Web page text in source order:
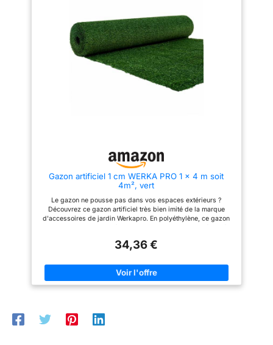
résiste aux rayons du soleil,
prolongeant ainsi sa durée de
vie. Sa matière en polyéthylène
garantit sa durabilité Facilité
d'entretien : Le nettoyage de ce
gazon artificiel s'effectue
pieds nus lors des beaux jours
Entretien facile avec un balai ou
un jet d'eau. ❤️ MARQUE
FRANCAISE : Ce produit a été
rigoureusement sélectionné et
testé par nos équipes en Haute-
Loire. Pièces de rechange en
stock permanent.
Gazon artificiel 1 cm WERKA PRO 1 x 4 m soit
4m², vert
Le gazon ne pousse pas dans vos espaces extérieurs ?
Découvrez ce gazon artificiel très bien imité de la marque
d'accessoires de jardin Werkapro. En polyéthylène, ce gazon
dimensions souhaitées. Son nettoyage s'effectue simplement
de votre balcon, votre terrasse ou encore le pourtour de votre
piscine ! matière : polyéthylène - couleur : vert - fibre du gazon
: fibrillée - support : latex percé noir à couche unique -
Gazon artificiel antiglisse agréable au toucher
34,36 €